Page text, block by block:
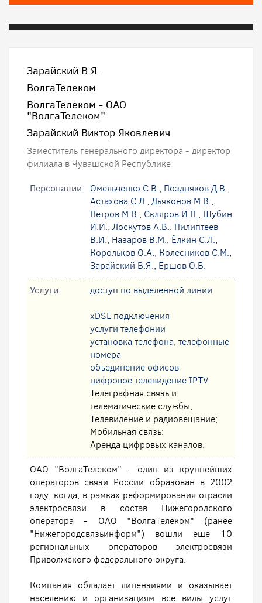
Зарайский В.Я.
ВолгаТелеком
ВолгаТелеком - ОАО
"ВолгаТелеком"
Зарайский Виктор Яковлевич
Заместитель генерального директора - директор
филиала в Чувашской Республике
Персоналии: Омельченко С.В., Поздняков Д.В.,
Астахова С.Л., Дьяконов М.В.,
Петров М.В., Скляров И.П., Шубин
И.И., Лоскутов А.В., Пилиптеев
В.И., Назаров В.М., Ёлкин С.Л.,
Корольков О.А., Колесников С.М.,
Зарайский В.Я., Ершов О.В.
Услуги:
доступ по выделенной линии
xDSL подключения
услуги телефонии
установка телефона, телефонные
номера
oбъединение офисов
цифровое телевидение IPTV
Телеграфная связь и
телематические службы;
Телевидение и радиовещание;
Мобильная связь;
Аренда цифровых каналов.
ОАО "ВолгаТелеком" - один из крупнейших
операторов связи России образован в 2002
году, когда, в рамках реформирования отрасли
электросвязи в состав Нижегородского
оператора - ОАО "ВолгаТелеком" (ранее
"Нижегородсвязьинформ") вошли еще 10
региональных операторов электросвязи
Приволжского федерального округа.
Компания обладает лицензиями и оказывает
населению и организациям все виды услуг